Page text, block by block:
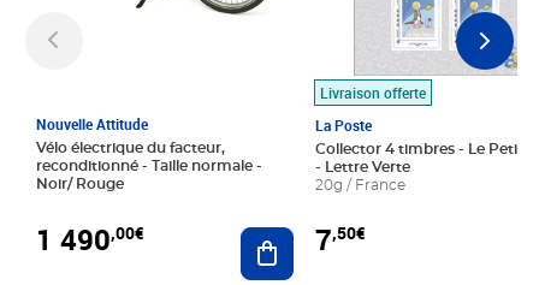
Nouvelle Attitude
Vélo électrique du facteur,
reconditionné - Taille normale -
Noir/ Rouge
1 490,00€ Ajouter au panier
Livraison offerte
La Poste
Collector 4 timbres - Le Petit
- Lettre Verte
20g / France
7,50€